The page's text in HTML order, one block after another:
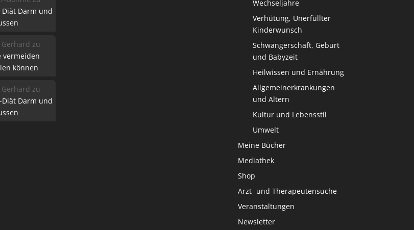
Diät Darm und
zu
vermeiden
können
zu
Diät Darm und
Wechseljahre
Verhütung, Unerfüllter
Kinderwunsch
Schwangerschaft, Geburt
und Babyzeit
Heilwissen und Ernährung
Allgemeinerkrankungen
und Altern
Kultur und Lebensstil
Umwelt
Meine Bücher
Mediathek
Shop
Arzt- und Therapeutensuche
Veranstaltungen
Newsletter